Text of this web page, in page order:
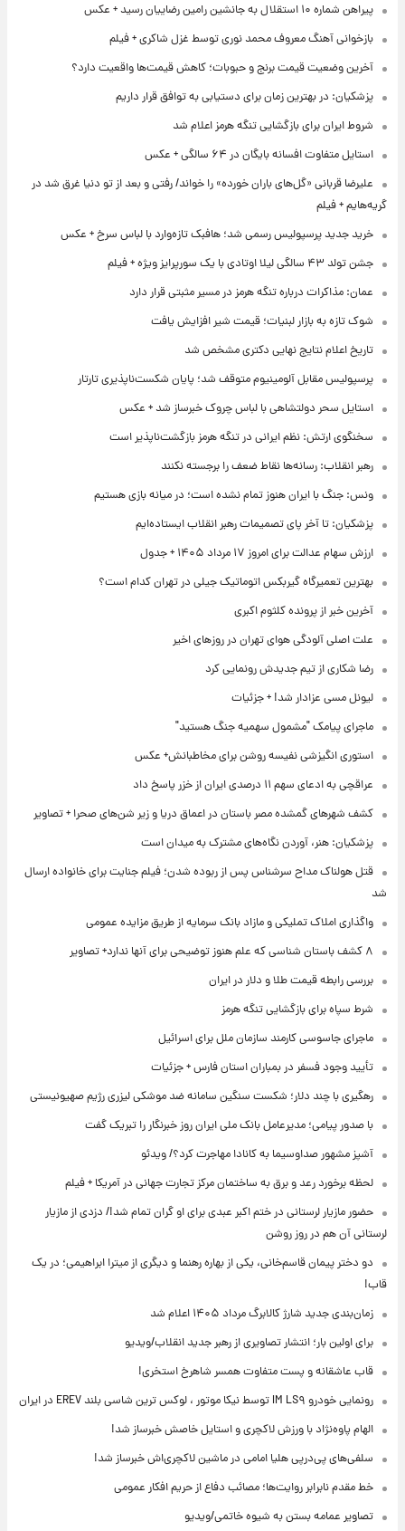
پیراهن شماره ۱۰ استقلال به جانشین رامین رضاییان رسید + عکس
بازخوانی آهنگ معروف محمد نوری توسط غزل شاکری + فیلم
آخرین وضعیت قیمت برنج و حبوبات؛ کاهش قیمت‌ها واقعیت دارد؟
پزشکیان: در بهترین زمان برای دستیابی به توافق قرار داریم
شروط ایران برای بازگشایی تنگه هرمز اعلام شد
استایل متفاوت افسانه بایگان در ۶۴ سالگی + عکس
علیرضا قربانی «گل‌های باران خورده» را خواند/ رفتی و بعد از تو دنیا غرق شد در
گریه‌هایم + فیلم
خرید جدید پرسپولیس رسمی شد؛ هافبک تازه‌وارد با لباس سرخ + عکس
جشن تولد ۴۳ سالگی لیلا اوتادی با یک سورپرایز ویژه + فیلم
عمان: مذاکرات درباره تنگه هرمز در مسیر مثبتی قرار دارد
شوک تازه به بازار لبنیات؛ قیمت شیر افزایش یافت
تاریخ اعلام نتایج نهایی دکتری مشخص شد
پرسپولیس مقابل آلومینیوم متوقف شد؛ پایان شکست‌ناپذیری تارتار
استایل سحر دولتشاهی با لباس چروک خبرساز شد + عکس
سخنگوی ارتش: نظم ایرانی در تنگه هرمز بازگشت‌ناپذیر است
رهبر انقلاب: رسانه‌ها نقاط ضعف را برجسته نکنند
ونس: جنگ با ایران هنوز تمام نشده است؛ در میانه بازی هستیم
پزشکیان: تا آخر پای تصمیمات رهبر انقلاب ایستاده‌ایم
ارزش سهام عدالت برای امروز ۱۷ مرداد ۱۴۰۵ + جدول
بهترین تعمیرگاه گیربکس اتوماتیک جیلی در تهران کدام است؟
آخرین خبر از پرونده کلثوم اکبری
علت اصلی آلودگی هوای تهران در روزهای اخیر
رضا شکاری از تیم جدیدش رونمایی کرد
لیونل مسی عزادار شد! + جزئیات
ماجرای پیامک "مشمول سهمیه جنگ هستید"
استوری انگیزشی نفیسه روشن برای مخاطبانش+ عکس
عراقچی به ادعای سهم ۱۱ درصدی ایران از خزر پاسخ داد
کشف شهرهای گمشده مصر باستان در اعماق دریا و زیر شن‌های صحرا + تصاویر
پزشکیان: هنر، آوردن نگاه‌های مشترک به میدان است
قتل هولناک مداح سرشناس پس از ربوده شدن؛ فیلم جنایت برای خانواده ارسال
شد
واگذاری املاک تملیکی و مازاد بانک سرمایه از طریق مزایده عمومی
۸ کشف باستان شناسی که علم هنوز توضیحی برای آنها ندارد+ تصاویر
بررسی رابطه قیمت طلا و دلار در ایران
شرط سپاه برای بازگشایی تنگه هرمز
ماجرای جاسوسی کارمند سازمان ملل برای اسرائیل
تأیید وجود فسفر در بمباران استان فارس + جزئیات
رهگیری با چند دلار؛ شکست سنگین سامانه ضد موشکی لیزری رژیم صهیونیستی
با صدور پیامی؛ مدیرعامل بانک ملی ایران روز خبرنگار را تبریک گفت
آشپز مشهور صداوسیما به کانادا مهاجرت کرد؟/ ویدئو
لحظه برخورد رعد و برق به ساختمان مرکز تجارت جهانی در آمریکا + فیلم
حضور مازیار لرستانی در ختم اکبر عبدی برای او گران تمام شد!/ دزدی از مازیار
لرستانی آن هم در روز روشن
دو دختر پیمان قاسم‌خانی، یکی از بهاره رهنما و دیگری از میترا ابراهیمی؛ در یک
قاب!
زمان‌بندی جدید شارژ کالابرگ مرداد ۱۴۰۵ اعلام شد
برای اولین بار؛ انتشار تصاویری از رهبر جدید انقلاب/ویدیو
قاب عاشقانه و پست متفاوت همسر شاهرخ استخری!
رونمایی خودرو IM LS۹ توسط نیکا موتور ، لوکس ترین شاسی بلند EREV در ایران
الهام پاوه‌نژاد با ورزش لاکچری و استایل خاصش خبرساز شد!
سلفی‌های پی‌درپی هلیا امامی در ماشین لاکچری‌اش خبرساز شد!
خط مقدم نابرابر روایت‌ها؛ مصائب دفاع از حریم افکار عمومی
تصاویر عمامه بستن به شیوه خاتمی/ویدیو